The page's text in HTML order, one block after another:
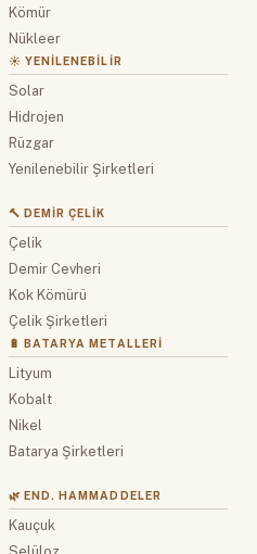
Kömür
Nükleer
☀️ YENILENEBILIR
Solar
Hidrojen
Rüzgar
Yenilenebilir Şirketleri
🔨 DEMIR ÇELIK
Çelik
Demir Cevheri
Kok Kömürü
Çelik Şirketleri
🔋 BATARYA METALLERI
Lityum
Kobalt
Nikel
Batarya Şirketleri
🌿 END. HAMMADDELER
Kauçuk